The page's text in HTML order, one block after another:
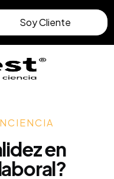
Soy Cliente
en